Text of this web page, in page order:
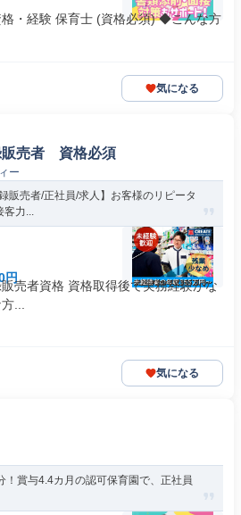
・経験 保育士 (資格必須) ◆こんな方
気になる
販売者 資格必須
ー
販売者/正社員/求人】お客様のリピータ
客力...
円
売者資格 資格取得後で実務経験がな
...
気になる
！賞与4.4カ月の認可保育園で、正社員